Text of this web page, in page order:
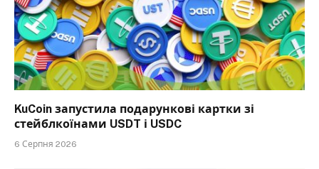
KuCoin запустила подарункові картки зі
стейблкоїнами USDT і USDC
6 Серпня 2026